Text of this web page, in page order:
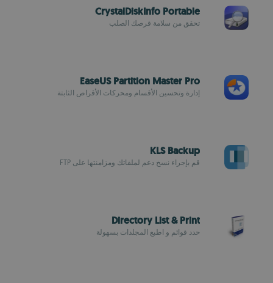
CrystalDiskInfo Portable
تحقق من سلامة قرصك الصلب
EaseUS Partition Master Pro
إدارة وتحسين الأقسام ومحركات الأقراص الثابتة
KLS Backup
قم بإجراء نسخ دعم لملفاتك ومزامنتها على FTP
Directory List & Print
حدد قوائم و اطبع المجلدات بسهولة